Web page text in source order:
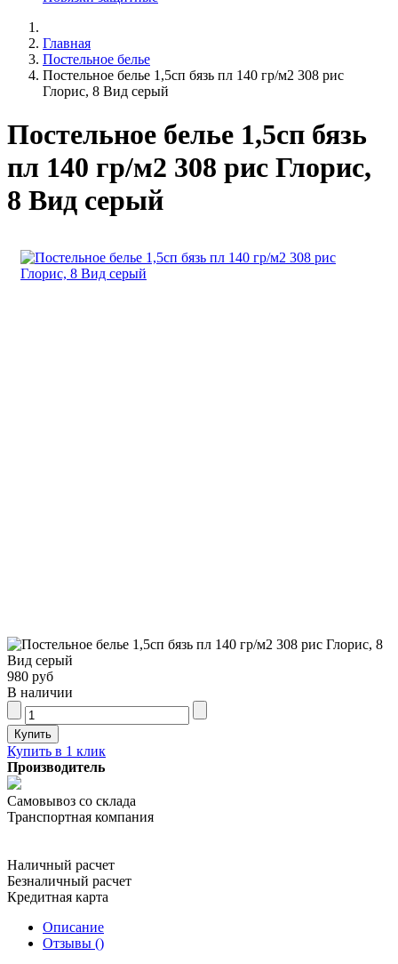
Главная
Постельное белье
Постельное белье 1,5сп бязь пл 140 гр/м2 308 рис
Глорис, 8 Вид серый
Постельное белье 1,5сп бязь
пл 140 гр/м2 308 рис Глорис,
8 Вид серый
980 руб
В наличии
Купить в 1 клик
Производитель
Самовывоз со склада
Транспортная компания
Наличный расчет
Безналичный расчет
Кредитная карта
Описание
Отзывы ()